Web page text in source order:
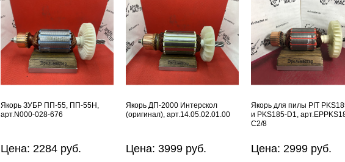
Якорь ЗУБР ПП-55, ПП-55Н,
арт.N000-028-676
Цена: 2284 руб.
Якорь ДП-2000 Интерскол
(оригинал), арт.14.05.02.01.00
Цена:3999 руб.
Якорь для пилы PIT
и PKS185-D1,
C2/8
Цена: 2999 руб.